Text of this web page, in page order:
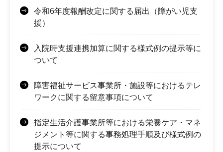
令和6年度報酬改定に関する届出（障がい児支
援）
入院時支援連携加算に関する様式例の提示等に
ついて
障害福祉サービス事業所・施設等におけるテレ
ワークに関する留意事項について
指定生活介護事業所等における栄養ケア・マネ
ジメント等に関する事務処理手順及び様式例の
提示について